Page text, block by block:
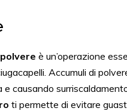
è un’operazione
Accumuli di
e causando
ti permette di evitare